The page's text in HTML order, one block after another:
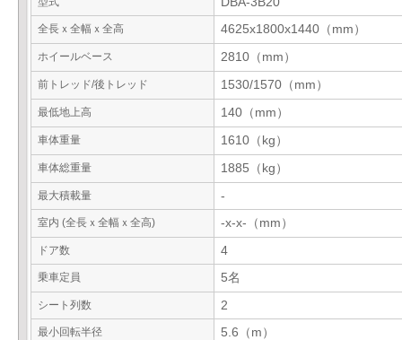
全長ｘ全幅ｘ全高 4625x1800x1440（mm）
ホイールベース 2810（mm）
前トレッド/後トレッド 1530/1570（mm）
最低地上高 140（mm）
車体重量 1610（kg）
車体総重量 1885（kg）
最大積載量 -
室内 (全長ｘ全幅ｘ全高) -x-x-（mm）
ドア数 4
乗車定員 5名
シート列数 2
最小回転半径 5.6（m）